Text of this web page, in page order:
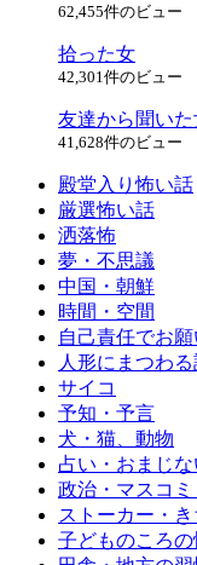
62,455件のビュー
拾った女
42,301件のビュー
友達から聞い
41,628件のビュー
殿堂入り怖い話
厳選怖い話
洒落怖
夢・不思議
中国・朝鮮
時間・空間
自己責任でお
人形にまつわ
サイコ
予知・予言
犬・猫、動物
占い・おまじ
政治・マスコミ
ストーカー・
子どものころ